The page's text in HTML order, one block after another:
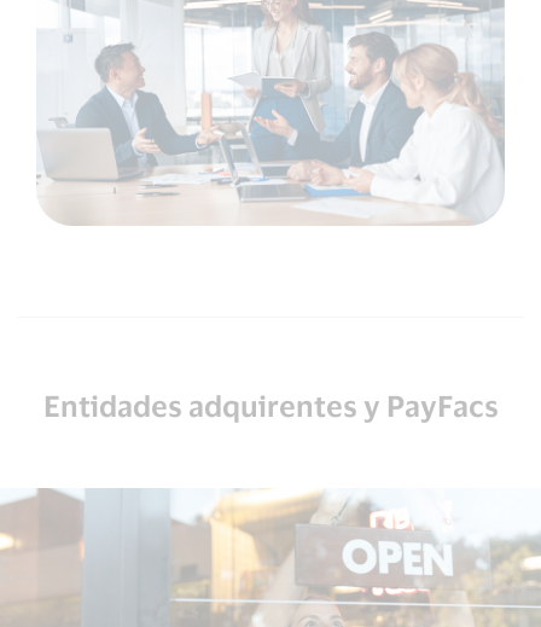
Entidades adquirentes y PayFacs